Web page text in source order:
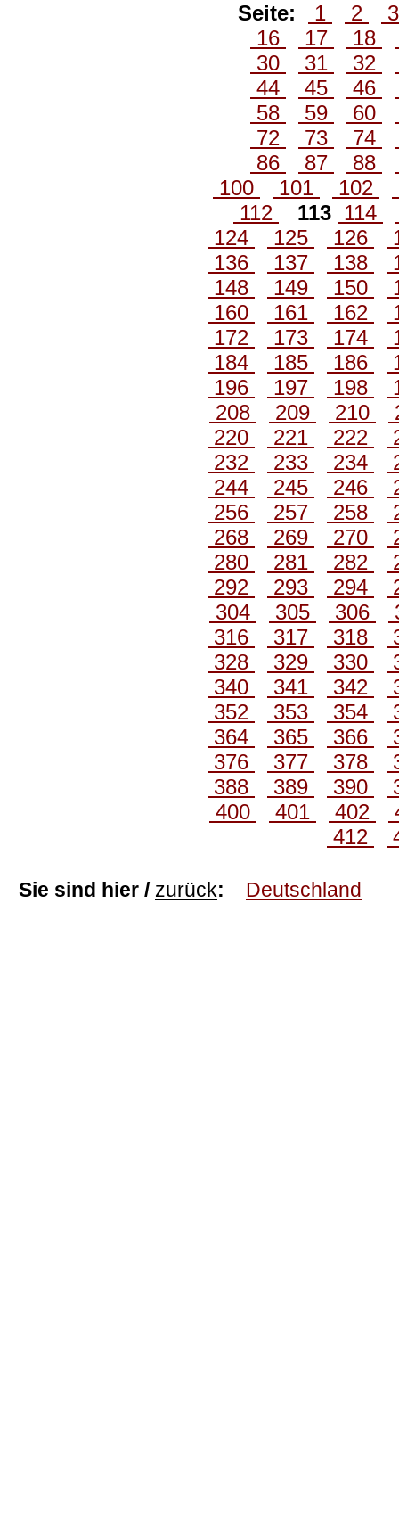
Seite: 1 2
16
17 18
30
31 32
44
45 46
58
59 60
72
73 74
86
87 88
100
101 102
112
113 114
124
125 126
136
137 138
148
149 150
160
161 162
172
173 174
184
185 186
196
197 198
208
209 210
220
221 222
232
233 234
244
245 246
256
257 258
268
269 270
280
281 282
292
293 294
304
305 306
316
317 318
328
329 330
340
341 342
352
353 354
364
365 366
376
377 378
388
389 390
400
401 402
412
Sie sind hier / zurück: Deutschland